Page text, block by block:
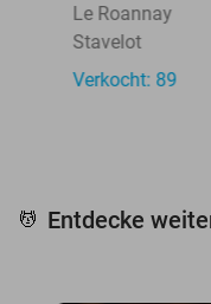
Le Roannay
Stavelot
Verkocht: 89
💆 Entdecke